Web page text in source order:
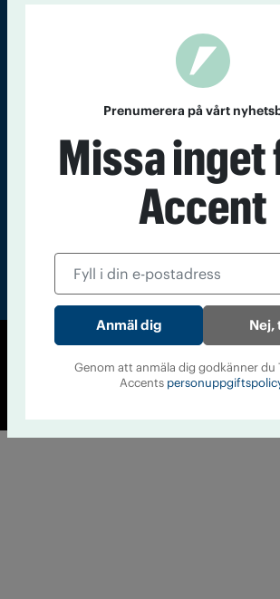
Om Tidningen Tidningsarkiv
Läs tidigare
Accent
© Tidningen Accent 2026
Cookiepolicy
Prenumerera på vårt
Missa inget
Accent
Nej,
Genom att anmäla dig godkänner du
Accents